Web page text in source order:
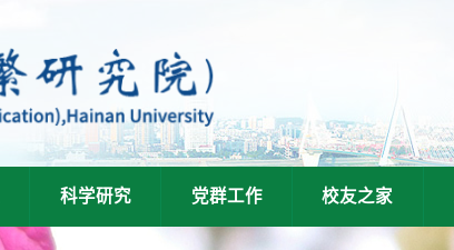
科学研究 党群工作 校友之家